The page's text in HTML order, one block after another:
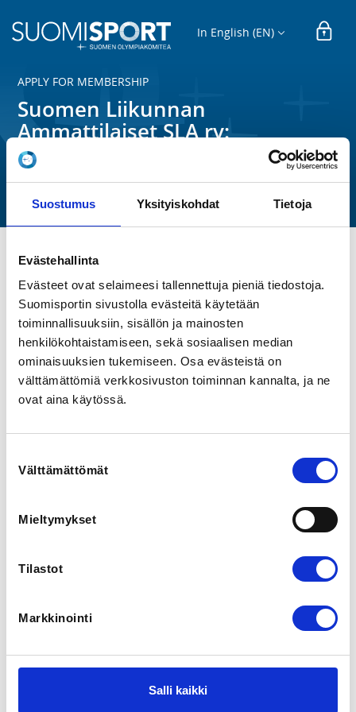
Suostumus Yksityiskohdat Tietoja
Evästehallinta
Evästeet ovat selaimeesi tallennettuja pieniä tiedostoja.
Suomisportin sivustolla evästeitä käytetään
toiminnallisuuksiin, sisällön ja mainosten
henkilökohtaistamiseen, sekä sosiaalisen median
ominaisuuksien tukemiseen. Osa evästeistä on
välttämättömiä verkkosivuston toiminnan kannalta, ja ne
ovat aina käytössä.
valinta
Välttämättömät
Mieltymykset
Tilastot
Markkinointi
Salli kaikki
In English (EN)
APPLY FOR MEMBERSHIP
Suomen Liikunnan
Ammattilaiset SLA ry:
Henkilöjäsenen liittymislomake
Suomen Liikunnan Ammattilaiset SLA ry
urheilun parissa työskentelevät henkilöt, esimerkiksi
liikuntapaikkamestarit, liikuntapaikkojenhoitajat,
liikuntajohtajat, liikunnanohjaajat  tai alalle opiskelevat
opiskelijat.
Henkilöjäsenenyys on henkilökohtainen ja jäsenmaksu
osoitetaan jäsenelle itselleen. Mikäli liityt jäseneksi
työnantajasi kautta, rekisteröidy yhteisöjäseneksi
LOCALITY
Helsinki
ADDITIONAL INFORMATION